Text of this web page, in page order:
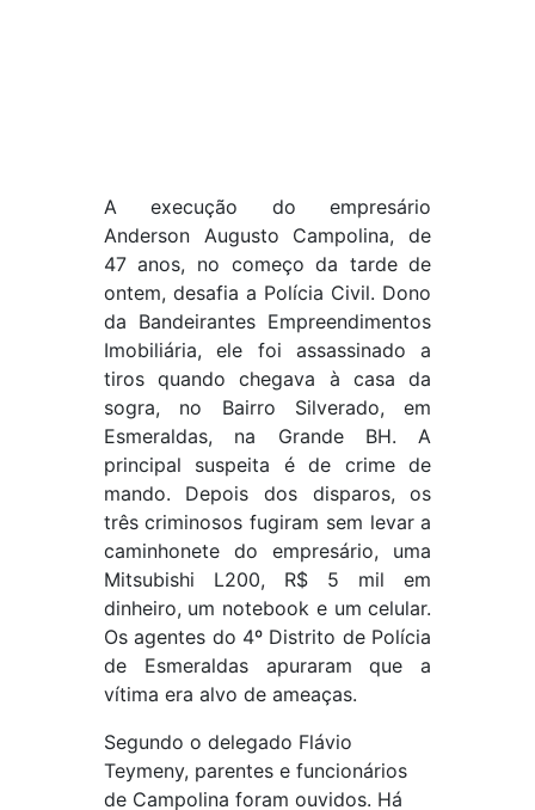
A execução do empresário
Anderson Augusto Campolina, de
47 anos, no começo da tarde de
ontem, desafia a Polícia Civil. Dono
da Bandeirantes Empreendimentos
Imobiliária, ele foi assassinado a
tiros quando chegava à casa da
sogra, no Bairro Silverado, em
Esmeraldas, na Grande BH. A
principal suspeita é de crime de
mando. Depois dos disparos, os
três criminosos fugiram sem levar a
caminhonete do empresário, uma
Mitsubishi L200, R$ 5 mil em
dinheiro, um notebook e um celular.
Os agentes do 4º Distrito de Polícia
de Esmeraldas apuraram que a
vítima era alvo de ameaças.
Segundo o delegado Flávio
Teymeny, parentes e funcionários
de Campolina foram ouvidos. Há